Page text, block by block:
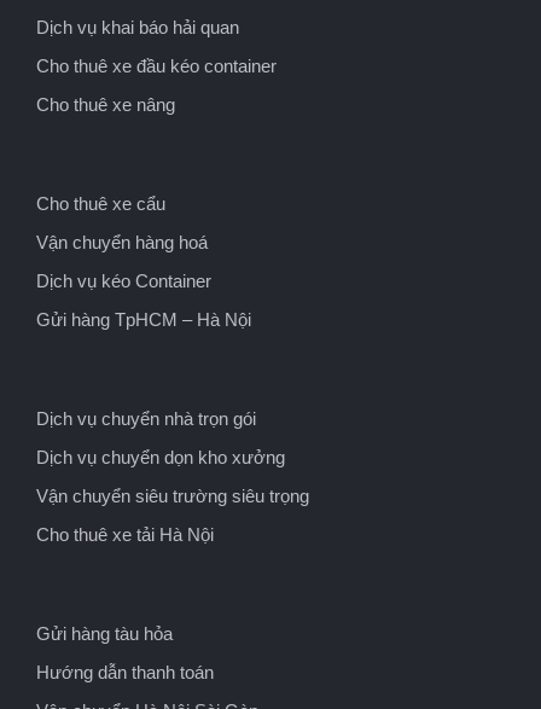
Dịch vụ khai báo hải quan
Cho thuê xe đầu kéo container
Cho thuê xe nâng
Cho thuê xe cẩu
Vận chuyển hàng hoá
Dịch vụ kéo Container
Gửi hàng TpHCM – Hà Nội
Dịch vụ chuyển nhà trọn gói
Dịch vụ chuyển dọn kho xưởng
Vận chuyển siêu trường siêu trọng
Cho thuê xe tải Hà Nội
Gửi hàng tàu hỏa
Hướng dẫn thanh toán